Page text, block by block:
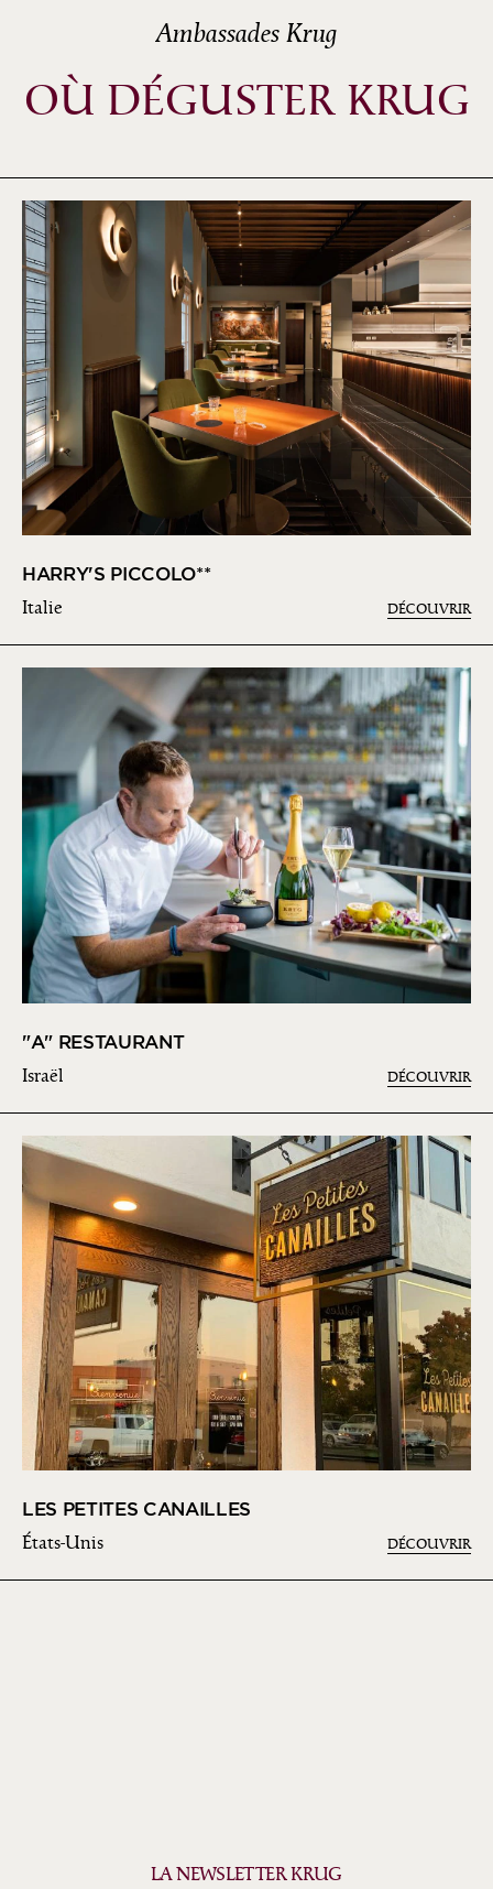
Ambassades Krug
OÙ DÉGUSTER KRUG
HARRY'S PICCOLO**
Italie DÉCOUVRIR
"A" RESTAURANT
Israël DÉCOUVRIR
LES PETITES CANAILLES
États-Unis DÉCOUVRIR
LA NEWSLETTER KRUG